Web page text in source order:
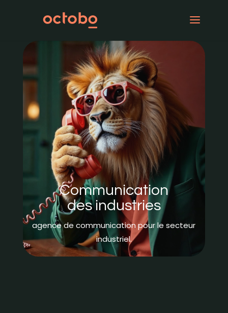
Communication
des industries
agence de communication pour le secteur
industriel.